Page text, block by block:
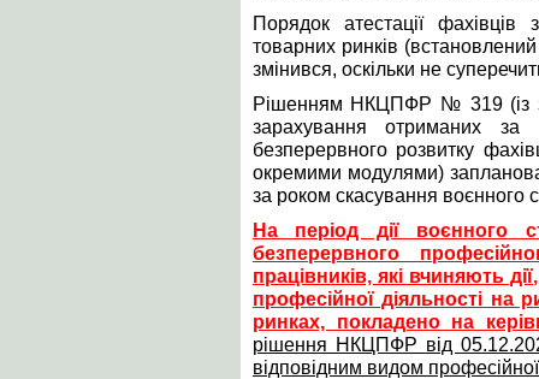
Порядок атестації фахівців
товарних ринків
змінився, оскільки не
Рішенням НКЦПФР № 319 (із
зарахування отриманих
безперервного розвитку
окремими модулями)
за роком скасування воєнного
На період дії воєнного
безперервного
працівників, які вчиняють
професійної діяльності на
ринках, покладено на
рішення НКЦПФР від
відповідним видом професійної